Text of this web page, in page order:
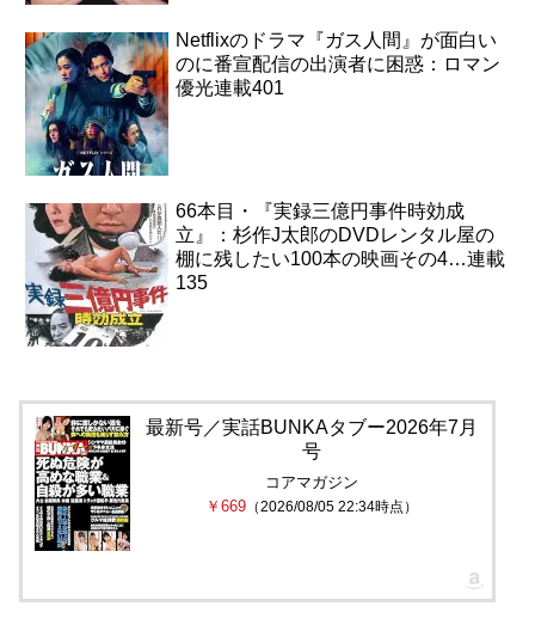
Netflixのドラマ『ガス人間』が面白い
のに番宣配信の出演者に困惑：ロマン
優光連載401
66本目・『実録三億円事件時効成
立』：杉作J太郎のDVDレンタル屋の
棚に残したい100本の映画その4…連載
135
最新号／実話BUNKAタブー2026年7月
号
コアマガジン
￥669 （2026/08/05 22:34時点）